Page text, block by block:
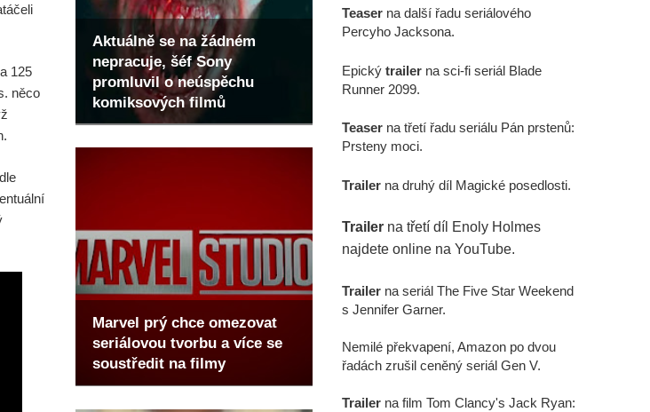
Aktuálně se na žádném
nepracuje, šéf Sony
promluvil o neúspěchu
komiksových filmů
Marvel prý chce omezovat
seriálovou tvorbu a více se
soustředit na filmy
125
něco
Teaser na další řadu seriálového
Percyho Jacksona.
Epický trailer na sci-fi seriál Blade
Runner 2099.
Teaser na třetí řadu seriálu Pán prstenů:
Prsteny moci.
Trailer na druhý díl Magické posedlosti.
Trailer na třetí díl Enoly Holmes
najdete online na YouTube.
Trailer na seriál The Five Star Weekend
s Jennifer Garner.
Nemilé překvapení, Amazon po dvou
řadách zrušil ceněný seriál Gen V.
Trailer na film Tom Clancy's Jack Ryan: